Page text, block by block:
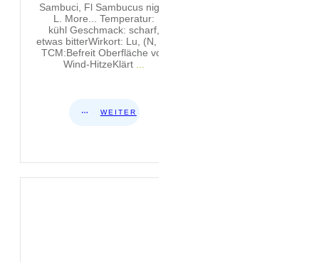
Sambuci, Fl Sambucus nigra
L. More... Temperatur:
kühl Geschmack: scharf,
etwas bitterWirkort: Lu, (N, Bl)
TCM:Befreit Oberfläche von
Wind-HitzeKlärt
WEITER